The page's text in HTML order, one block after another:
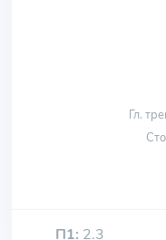
Гл.
П1: 2.3